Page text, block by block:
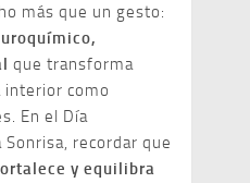
más que un gesto:
que transforma
como
En el Día
recordar que
y equilibra